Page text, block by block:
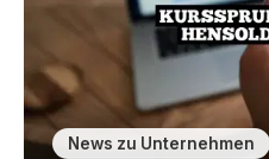
News zu Unternehmen